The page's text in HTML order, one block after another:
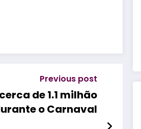
Previous post
de 1.1 milhão
o Carnaval